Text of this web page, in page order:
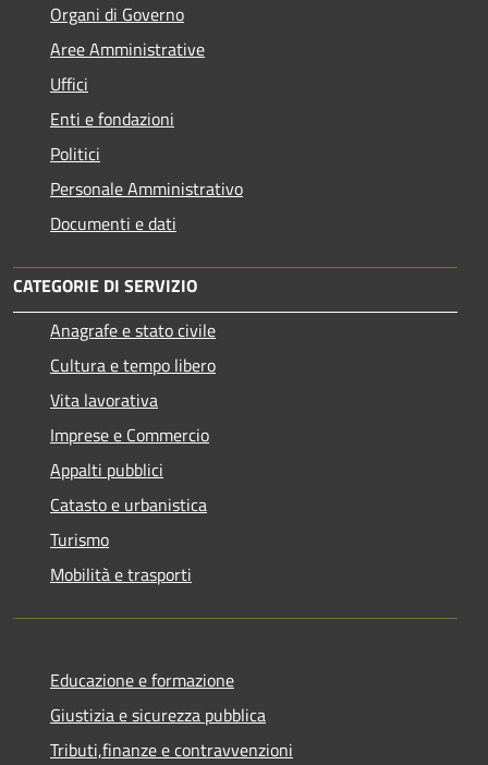
Organi di Governo
Aree Amministrative
Uffici
Enti e fondazioni
Politici
Personale Amministrativo
Documenti e dati
CATEGORIE DI SERVIZIO
Anagrafe e stato civile
Cultura e tempo libero
Vita lavorativa
Imprese e Commercio
Appalti pubblici
Catasto e urbanistica
Turismo
Mobilità e trasporti
Educazione e formazione
Giustizia e sicurezza pubblica
Tributi,finanze e contravvenzioni